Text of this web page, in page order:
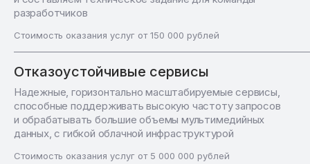
разработчиков
Стоимость оказания услуг от 150 000 рублей
Отказоустойчивые сервисы
Надежные, горизонтально масштабируемые сервисы,
способные поддерживать высокую частоту запросов
и обрабатывать большие объемы мультимедийных
данных, с гибкой облачной инфраструктурой
Стоимость оказания услуг от 5 000 000 рублей